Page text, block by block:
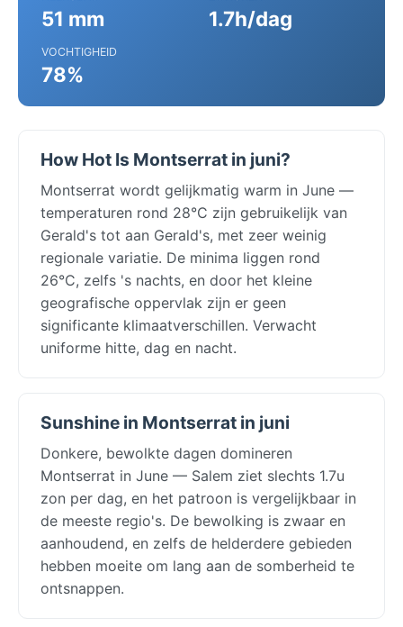
51 mm 1.7h/dag
VOCHTIGHEID
78%
How Hot Is Montserrat in juni?
Montserrat wordt gelijkmatig warm in June —
temperaturen rond 28°C zijn gebruikelijk van
Gerald's tot aan Gerald's, met zeer weinig
regionale variatie. De minima liggen rond
26°C, zelfs 's nachts, en door het kleine
geografische oppervlak zijn er geen
significante klimaatverschillen. Verwacht
uniforme hitte, dag en nacht.
Sunshine in Montserrat in juni
Donkere, bewolkte dagen domineren
Montserrat in June — Salem ziet slechts 1.7u
zon per dag, en het patroon is vergelijkbaar in
de meeste regio's. De bewolking is zwaar en
aanhoudend, en zelfs de helderdere gebieden
hebben moeite om lang aan de somberheid te
ontsnappen.